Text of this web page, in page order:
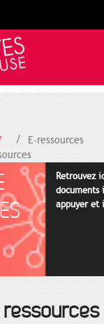
E-ressources
Retrouvez
documents
appuyer et
panel